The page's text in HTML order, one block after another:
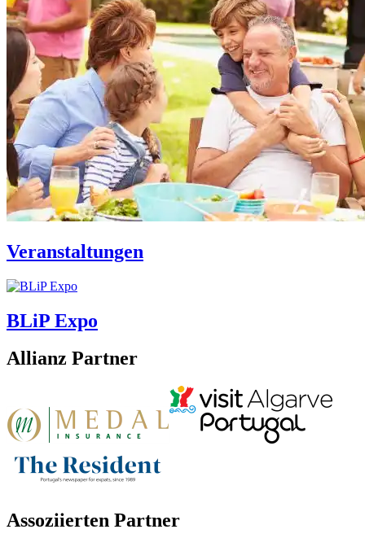
Veranstaltungen
BLiP Expo
Allianz Partner
Assoziierten Partner